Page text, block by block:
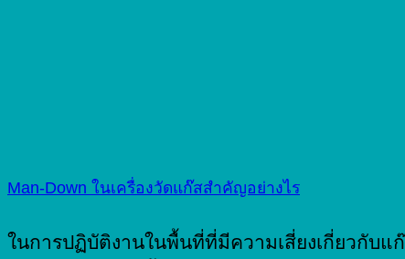
Man-Down ในเครื่องวัดแก๊สสำคัญอย่างไร
ในการปฏิบัติงานในพื้นที่ที่มีความเสี่ยงเกี่ยวกับ